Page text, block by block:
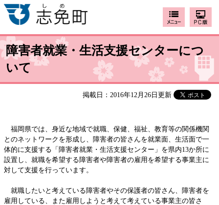
障害者就業・生活支援センターにつ
いて
掲載日：2016年12月26日更新
福岡県では、身近な地域で就職、保健、福祉、教育等の関係機関
とのネットワークを形成し、障害者の皆さんを就業面、生活面で一
体的に支援する「障害者就業・生活支援センター」を県内13か所に
設置し、就職を希望する障害者や障害者の雇用を希望する事業主に
対して支援を行っています。
就職したいと考えている障害者やその保護者の皆さん、障害者を
雇用している、また雇用しようと考えて考えている事業主の皆さ